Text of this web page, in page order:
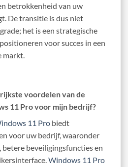
betrokkenheid van uw
De transitie is dus niet
het is een strategische
voor succes in een
markt.
voordelen van de
11 Pro voor mijn bedrijf?
11 Pro biedt
voor uw bedrijf, waaronder
beveiligingsfuncties en
Windows 11 Pro